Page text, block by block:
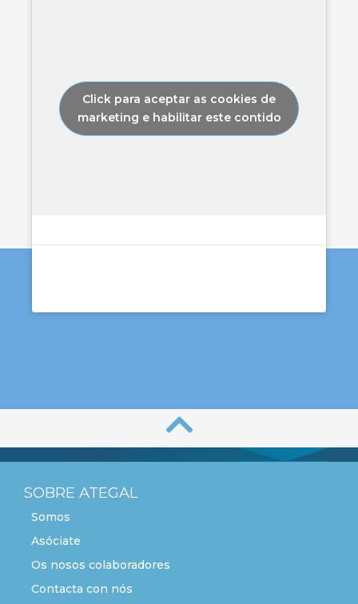
Click para aceptar as cookies de
marketing e habilitar este contido
SOBRE ATEGAL
Somos
Asóciate
Os nosos colaboradores
Contacta con nós